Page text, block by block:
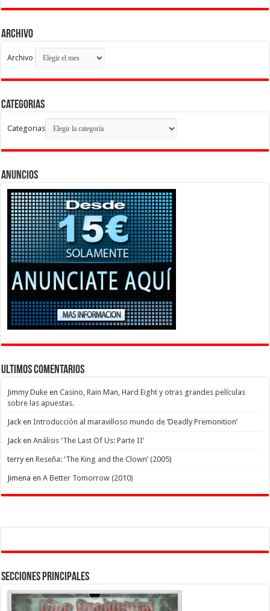
Archivo
Archivo
Categorias
Categorias
Anuncios
Ultimos Comentarios
Jimmy Duke enCasino, Rain Man, Hard Eight y otras grandes películas
sobre las apuestas.
Jack enIntroducción al maravilloso mundo de ‘Deadly Premonition’
Jack enAnálisis ‘The Last Of Us: Parte II’
terryenReseña: ‘The King and the Clown’ (2005)
Jimena enA Better Tomorrow (2010)
Secciones Principales